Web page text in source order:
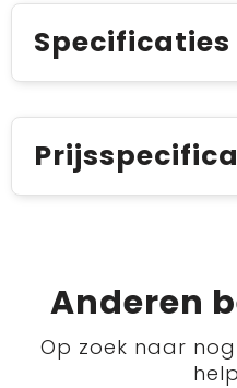
Specificaties
Anderen
Op zoek naar